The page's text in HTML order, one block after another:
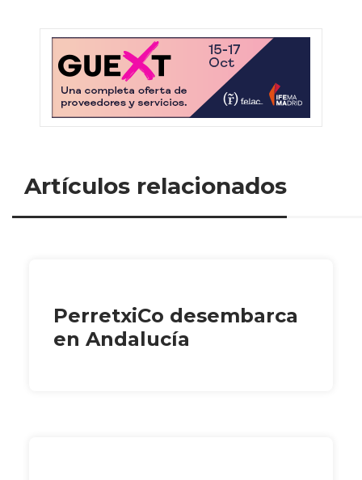
Artículos relacionados
PerretxiCo desembarca
en Andalucía